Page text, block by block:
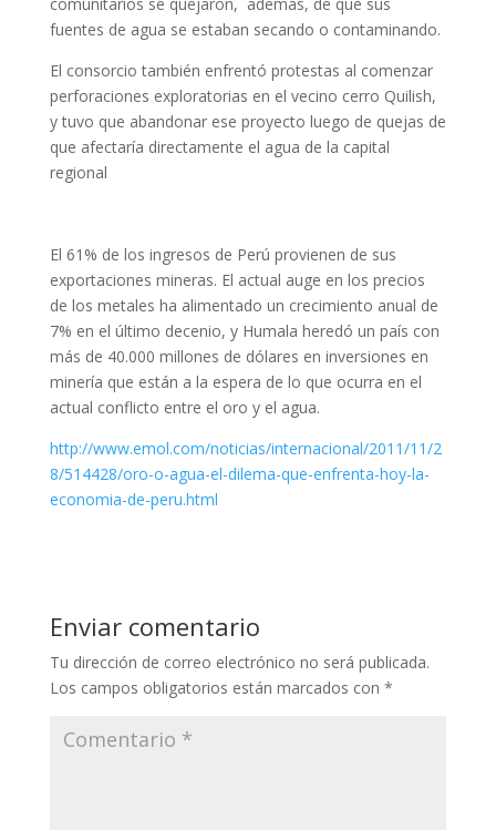
fuentes de agua se estaban secando o contaminando.
El consorcio también enfrentó protestas al comenzar
perforaciones exploratorias en el vecino cerro Quilish,
y tuvo que abandonar ese proyecto luego de quejas de
que afectaría directamente el agua de la capital
regional
El 61% de los ingresos de Perú provienen de sus
exportaciones mineras. El actual auge en los precios
de los metales ha alimentado un crecimiento anual de
7% en el último decenio, y Humala heredó un país con
más de 40.000 millones de dólares en inversiones en
minería que están a la espera de lo que ocurra en el
actual conflicto entre el oro y el agua.
http://www.emol.com/noticias/internacional/2011/11/2
8/514428/oro-o-agua-el-dilema-que-enfrenta-hoy-la-
economia-de-peru.html
Enviar comentario
Tu dirección de correo electrónico no será publicada.
Los campos obligatorios están marcados con *